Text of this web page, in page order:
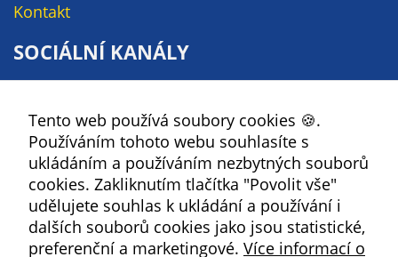
Kontakt
SOCIÁLNÍ KANÁLY
YouTube
Instagram
RSS
Kbely
Tento web používá soubory cookies 🍪.
Používáním tohoto webu souhlasíte s
ukládáním a používáním nezbytných souborů
cookies. Zakliknutím tlačítka "Povolit vše"
udělujete souhlas k ukládání a používání i
dalších souborů cookies jako jsou statistické,
preferenční a marketingové. Více informací o
není zpravidla
možná
bezprostřední
identifikace Vaší
osoby, protože jsou
používány pouze
pseudonymizované